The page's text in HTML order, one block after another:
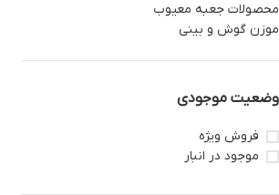
محصولات جعبه معیوب
موزن گوش و بینی
وضعیت موجودی
فروش ویژه
موجود در انبار